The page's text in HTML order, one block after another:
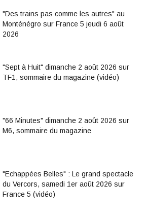
"Des trains pas comme les autres" au
Monténégro sur France 5 jeudi 6 août
2026
"Sept à Huit" dimanche 2 août 2026 sur
TF1, sommaire du magazine (vidéo)
"66 Minutes" dimanche 2 août 2026 sur
M6, sommaire du magazine
"Echappées Belles" : Le grand spectacle
du Vercors, samedi 1er août 2026 sur
France 5 (vidéo)